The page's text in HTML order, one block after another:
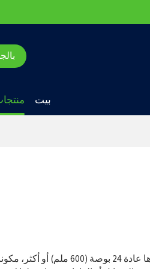
بيت
تعتبر الأنابيب ذات القطر